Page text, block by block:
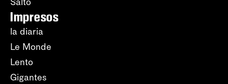
Salto
Impresos
la diaria
Le Monde
Lento
Gigantes